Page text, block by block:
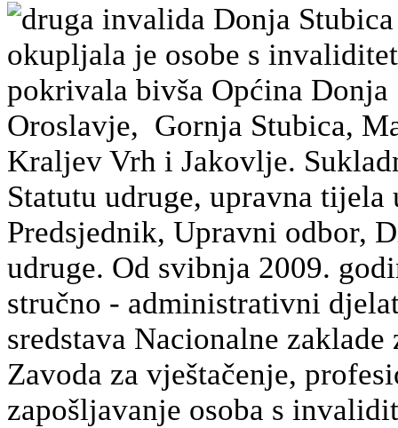
druga invalida Donja
okupljala je osobe s
pokrivala bivša Općina
Oroslavje, Gornja Stubica,
Kraljev Vrh i Jakovlje.
Statutu udruge, upravna tijela
Predsjednik, Upravni odbor,
udruge. Od svibnja 2009.
stručno - administrativni
sredstava Nacionalne
Zavoda za vještačenje,
zapošljavanje osoba s